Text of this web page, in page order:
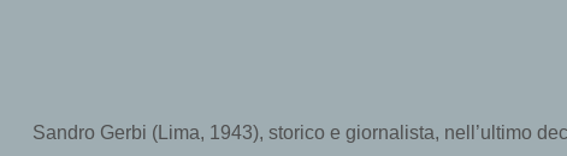
Sandro Gerbi (Lima, 1943), storico e giornalista, nell’ultimo